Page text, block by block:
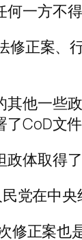
一方不
修正案、
其他一些
CoD文件
体取得
党在中央
修正案也